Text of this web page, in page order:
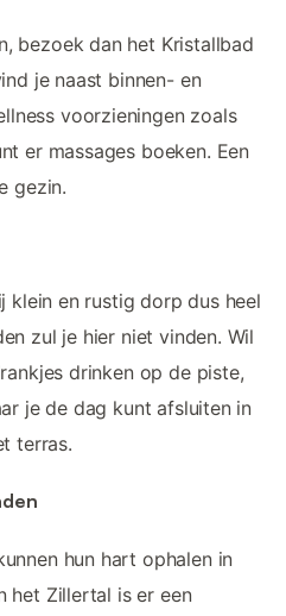
bezoek dan het Kristallbad
je naast binnen- en
voorzieningen zoals
er massages boeken. Een
gezin.
klein en rustig dorp dus heel
zul je hier niet vinden. Wil
drinken op de piste,
je de dag kunt afsluiten in
terras.
hun hart ophalen in
het Zillertal is er een